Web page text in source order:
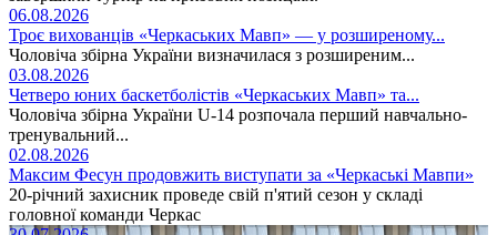
06.08.2026
Троє вихованців «Черкаських Мавп» — у розширеному...
Чоловіча збірна України визначилася з розширеним...
03.08.2026
Четверо юних баскетболістів «Черкаських Мавп» та...
Чоловіча збірна України U-14 розпочала перший навчально-
тренувальний...
02.08.2026
Максим Фесун продовжить виступати за «Черкаські Мавпи»
20-річний захисник проведе свій п'ятий сезон у складі
головної команди Черкас